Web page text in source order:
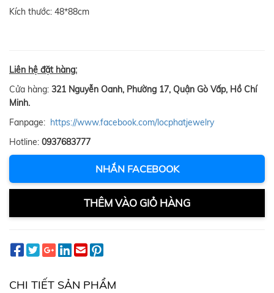
Kích thước: 48*88cm
Liên hệ đặt hàng:
Cửa hàng: 321 Nguyễn Oanh, Phường 17, Quận Gò Vấp, Hồ Chí
Minh.
Fanpage: https://www.facebook.com/locphatjewelry
Hotline: 0937683777
NHẮN FACEBOOK
THÊM VÀO GIỎ HÀNG
CHI TIẾT SẢN PHẨM